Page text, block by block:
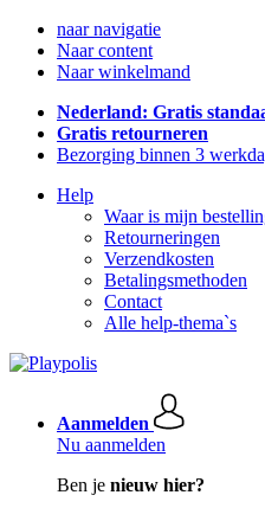
naar navigatie
Naar content
Naar winkelmand
Nederland: Gratis
Gratis retourneren
Bezorging binnen 3
Help
Waar is mijn
Retourneringen
Verzendkosten
Betalingsmethoden
Contact
Alle help-thema`s
Aanmelden
Nu aanmelden
Ben je nieuw hier?